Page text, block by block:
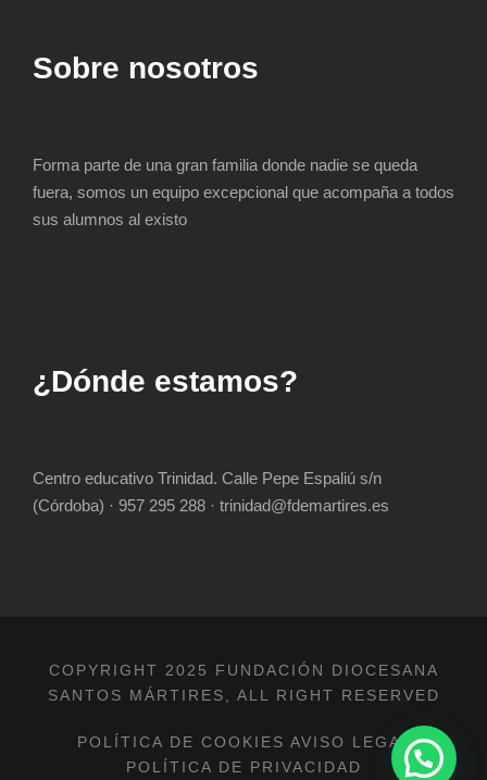
Sobre nosotros
Forma parte de una gran familia donde nadie se queda
fuera, somos un equipo excepcional que acompaña a todos
sus alumnos al existo
¿Dónde estamos?
Centro educativo Trinidad. Calle Pepe Espaliú s/n
(Córdoba) · 957 295 288 · trinidad@fdemartires.es
COPYRIGHT 2025 FUNDACIÓN DIOCESANA
SANTOS MÁRTIRES, ALL RIGHT RESERVED
POLÍTICA DE COOKIES AVISO LEGAL
POLÍTICA DE PRIVACIDAD